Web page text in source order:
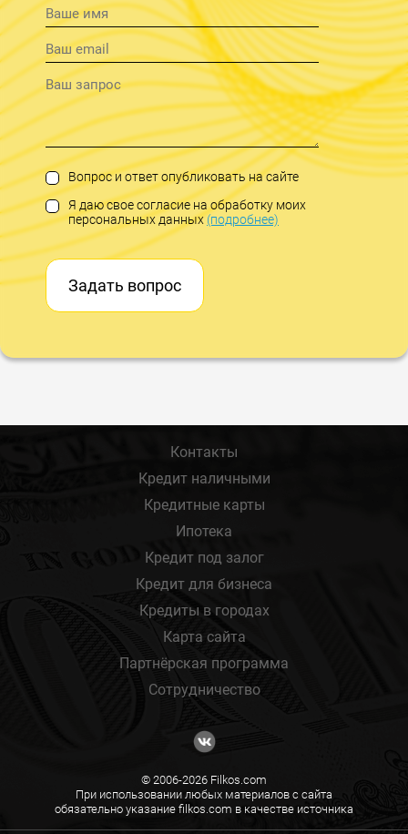
Вопрос и ответ опубликовать на сайте
Я даю свое согласие на обработку моих
персональных данных(подробнее)
Задать вопрос
Контакты
Кредит наличными
Кредитные карты
Ипотека
Кредит под залог
Кредит для бизнеса
Кредиты в городах
Карта сайта
Партнёрская программа
Сотрудничество
© 2006-2026 Filkos.com
При использовании любых материалов с сайта
обязательно указание filkos.com в качестве источника